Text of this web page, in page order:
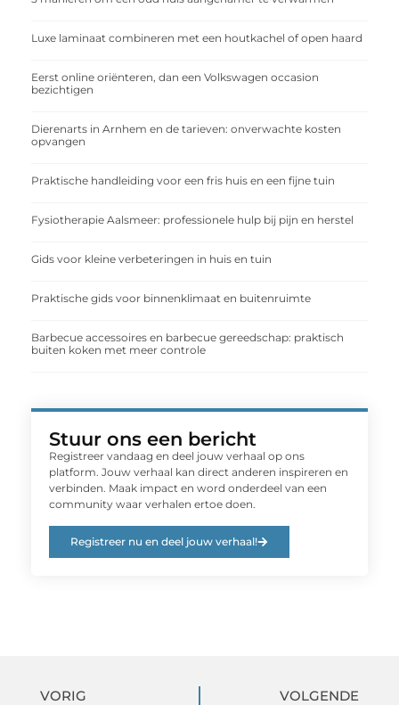
Luxe laminaat combineren met een houtkachel of open haard
Eerst online oriënteren, dan een Volkswagen occasion
bezichtigen
Dierenarts in Arnhem en de tarieven: onverwachte kosten
opvangen
Praktische handleiding voor een fris huis en een fijne tuin
Fysiotherapie Aalsmeer: professionele hulp bij pijn en herstel
Gids voor kleine verbeteringen in huis en tuin
Praktische gids voor binnenklimaat en buitenruimte
Barbecue accessoires en barbecue gereedschap: praktisch
buiten koken met meer controle
Stuur ons een bericht
Registreer vandaag en deel jouw verhaal op ons
platform. Jouw verhaal kan direct anderen inspireren en
verbinden. Maak impact en word onderdeel van een
community waar verhalen ertoe doen.
Registreer nu en deel jouw verhaal!
VORIG VOLGENDE